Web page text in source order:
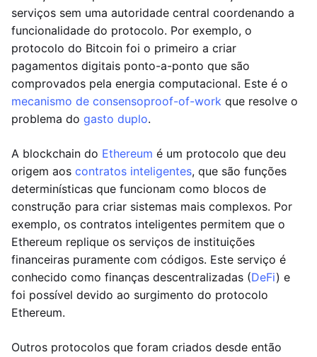
serviços sem uma autoridade central coordenando a
funcionalidade do protocolo. Por exemplo, o
protocolo do Bitcoin foi o primeiro a criar
pagamentos digitais ponto-a-ponto que são
comprovados pela energia computacional. Este é o
mecanismo de consensoproof-of-work que resolve o
problema do gasto duplo.
A blockchain do Ethereum é um protocolo que deu
origem aos contratos inteligentes, que são funções
determinísticas que funcionam como blocos de
construção para criar sistemas mais complexos. Por
exemplo, os contratos inteligentes permitem que o
Ethereum replique os serviços de instituições
financeiras puramente com códigos. Este serviço é
conhecido como finanças descentralizadas (DeFi) e
foi possível devido ao surgimento do protocolo
Ethereum.
Outros protocolos que foram criados desde então